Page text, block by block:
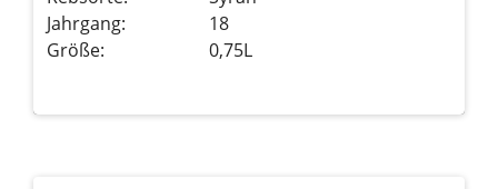
Jahrgang:
18
Größe:
0,75L